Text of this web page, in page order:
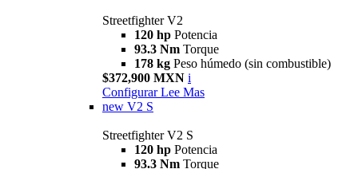
Streetfighter V2
120 hp Potencia
93.3 Nm Torque
178 kg Peso húmedo (sin combustible)
$372,900 MXN i
Configurar Lee Mas
new V2 S
Streetfighter V2 S
120 hp Potencia
93.3 Nm Torque